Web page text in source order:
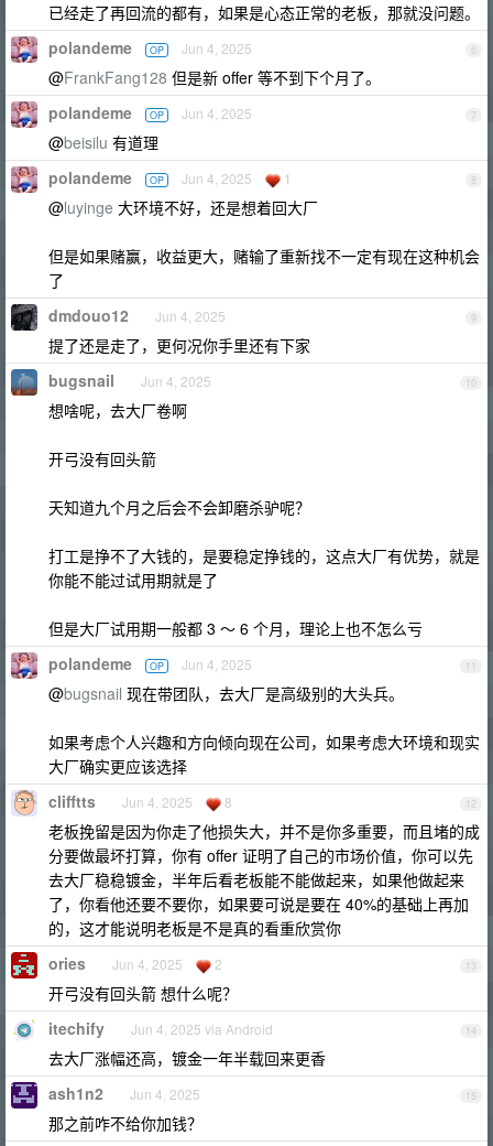
已经走了再回流的都有，如果是心态正常的老板，那就没问题。
6
polandeme OP Jun 4, 2025
@FrankFang128 但是新 offer 等不到下个月了。
7
polandeme OP Jun 4, 2025
@beisilu 有道理
8
polandeme OP Jun 4, 2025 1
@luyinge 大环境不好，还是想着回大厂
但是如果赌赢，收益更大，赌输了重新找不一定有现在这种机会
了
9
dmdouo12 Jun 4, 2025
提了还是走了，更何况你手里还有下家
10
bugsnail Jun 4, 2025
想啥呢，去大厂卷啊
开弓没有回头箭
天知道九个月之后会不会卸磨杀驴呢？
打工是挣不了大钱的，是要稳定挣钱的，这点大厂有优势，就是
你能不能过试用期就是了
但是大厂试用期一般都 3 ～ 6 个月，理论上也不怎么亏
11
polandeme OP Jun 4, 2025
@bugsnail 现在带团队，去大厂是高级别的大头兵。
如果考虑个人兴趣和方向倾向现在公司，如果考虑大环境和现实
大厂确实更应该选择
12
clifftts Jun 4, 2025 8
老板挽留是因为你走了他损失大，并不是你多重要，而且堵的成
分要做最坏打算，你有 offer 证明了自己的市场价值，你可以先
去大厂稳稳镀金，半年后看老板能不能做起来，如果他做起来
了，你看他还要不要你，如果要可说是要在 40%的基础上再加
的，这才能说明老板是不是真的看重欣赏你
13
ories Jun 4, 2025 2
开弓没有回头箭 想什么呢？
14
itechify Jun 4, 2025 via Android
去大厂涨幅还高，镀金一年半载回来更香
15
ash1n2 Jun 4, 2025
那之前咋不给你加钱？